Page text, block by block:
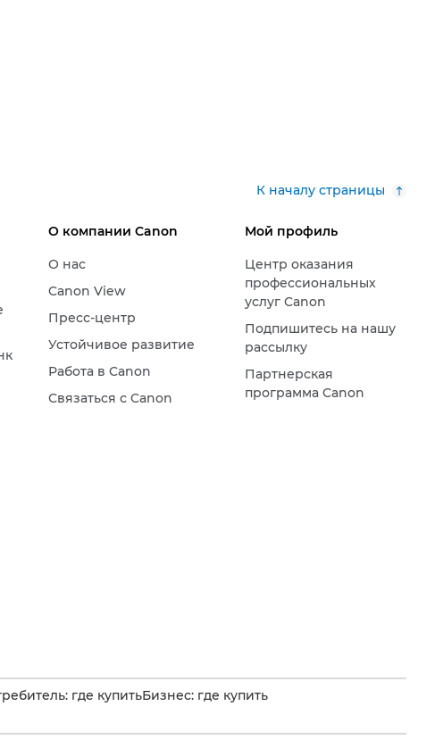
К началу страницы
О компании Canon
О нас
Canon View
Пресс-центр
Устойчивое развитие
Работа в Canon
Связаться с Canon
Мой профиль
Центр оказания
профессиональных
услуг Canon
Подпишитесь на нашу
рассылку
Партнерская
программа Canon
где купитьБизнес: где купить